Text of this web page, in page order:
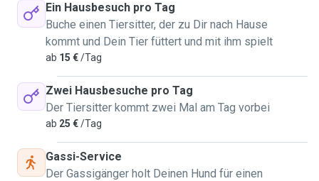
Ein Hausbesuch pro Tag
Buche einen Tiersitter, der zu Dir nach Hause
kommt und Dein Tier füttert und mit ihm spielt
ab 15 €/Tag
Zwei Hausbesuche pro Tag
Der Tiersitter kommt zwei Mal am Tag vorbei
ab 25 €/Tag
Gassi-Service
Der Gassigänger holt Deinen Hund für einen